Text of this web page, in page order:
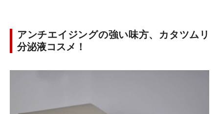
アンチエイジングの強い味方、カタツムリ
分泌液コスメ！